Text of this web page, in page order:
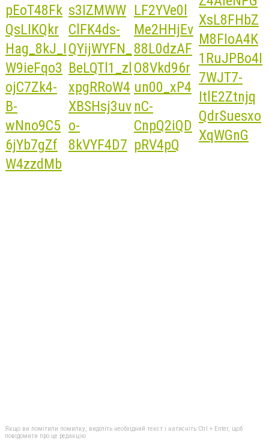
Якщо ви помітили помилку, виділіть необхідний текст і натисніть Ctrl + Enter, щоб
повідомити про це редакцію